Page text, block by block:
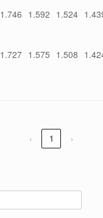
1.746 1.592 1.524
1.727 1.575 1.508
‹ 1 ›